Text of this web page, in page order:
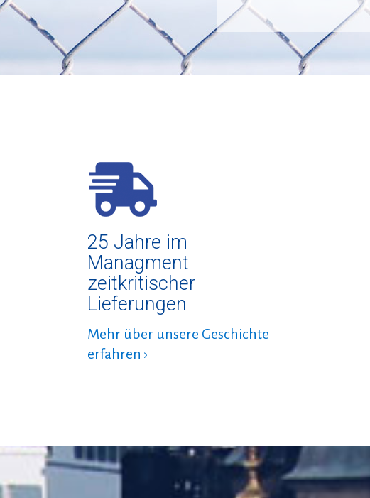
25 Jahre im
Managment
zeitkritischer
Lieferungen
Mehr über unsere Geschichte
erfahren ›